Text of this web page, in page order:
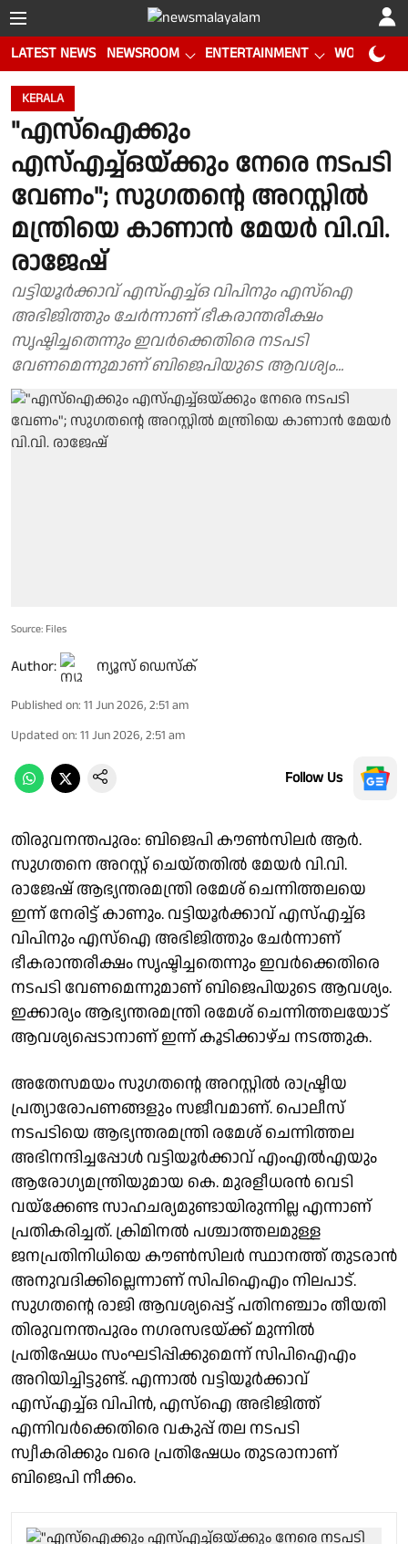
LATEST NEWS NEWSROOM ENTERTAINMENT WORLD CUP
KERALA
"എസ്ഐക്കും
എസ്എച്ച്ഒയ്ക്കും നേരെ നടപടി
വേണം"; സുഗതൻ്റെ അറസ്റ്റിൽ
മന്ത്രിയെ കാണാൻ മേയർ വി.വി.
രാജേഷ്
വട്ടിയൂർക്കാവ് എസ്എച്ച്ഒ വിപിനും എസ്ഐ
അഭിജിത്തും ചേർന്നാണ് ഭീകരാന്തരീക്ഷം
സൃഷ്ടിച്ചതെന്നും ഇവർക്കെതിരെ നടപടി
വേണമെന്നുമാണ് ബിജെപിയുടെ ആവശ്യം...
Source: Files
Author: ന്യൂസ് ഡെസ്ക്
Published on: 11 Jun 2026, 2:51 am
Updated on: 11 Jun 2026, 2:51 am
Follow Us
തിരുവനന്തപുരം: ബിജെപി കൗൺസിലർ ആർ.
സുഗതനെ അറസ്റ്റ് ചെയ്തതിൽ മേയർ വി.വി.
രാജേഷ് ആഭ്യന്തരമന്ത്രി രമേശ് ചെന്നിത്തലയെ
ഇന്ന് നേരിട്ട് കാണും. വട്ടിയൂർക്കാവ് എസ്എച്ച്ഒ
വിപിനും എസ്ഐ അഭിജിത്തും ചേർന്നാണ്
ഭീകരാന്തരീക്ഷം സൃഷ്ടിച്ചതെന്നും ഇവർക്കെതിരെ
നടപടി വേണമെന്നുമാണ് ബിജെപിയുടെ ആവശ്യം.
ഇക്കാര്യം ആഭ്യന്തരമന്ത്രി രമേശ്‌ ചെന്നിത്തലയോട്
ആവശ്യപ്പെടാനാണ് ഇന്ന് കൂടിക്കാഴ്ച നടത്തുക.
അതേസമയം സുഗതന്റെ അറസ്റ്റിൽ രാഷ്ട്രീയ
പ്രത്യാരോപണങ്ങളും സജീവമാണ്. പൊലീസ്
നടപടിയെ ആഭ്യന്തരമന്ത്രി രമേശ് ചെന്നിത്തല
അഭിനന്ദിച്ചപ്പോൾ വട്ടിയൂർക്കാവ് എംഎൽഎയും
ആരോഗ്യമന്ത്രിയുമായ കെ. മുരളീധരൻ വെടി
വയ്ക്കേണ്ട സാഹചര്യമുണ്ടായിരുന്നില്ല എന്നാണ്
പ്രതികരിച്ചത്. ക്രിമിനൽ പശ്ചാത്തലമുള്ള
ജനപ്രതിനിധിയെ കൗൺസിലർ സ്ഥാനത്ത് തുടരാൻ
അനുവദിക്കില്ലെന്നാണ് സിപിഐഎം നിലപാട്.
സുഗതന്റെ രാജി ആവശ്യപ്പെട്ട് പതിനഞ്ചാം തീയതി
തിരുവനന്തപുരം നഗരസഭയ്ക്ക് മുന്നിൽ
പ്രതിഷേധം സംഘടിപ്പിക്കുമെന്ന് സിപിഐഎം
അറിയിച്ചിട്ടുണ്ട്. എന്നാൽ വട്ടിയൂർക്കാവ്
എസ്എച്ച്ഒ വിപിൻ, എസ്ഐ അഭിജിത്ത്
എന്നിവർക്കെതിരെ വകുപ്പ് തല നടപടി
സ്വീകരിക്കും വരെ പ്രതിഷേധം തുടരാനാണ്
ബിജെപി നീക്കം.